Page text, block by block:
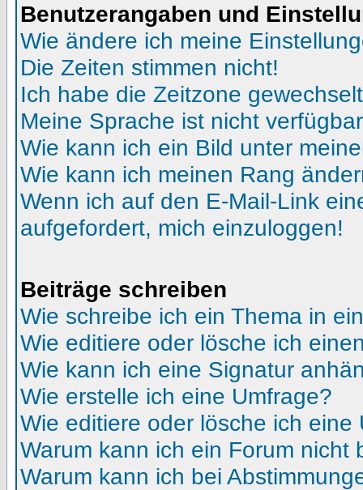
Benutzerangaben und
Wie ändere ich meine
Die Zeiten stimmen nicht!
Ich habe die Zeitzone
Meine Sprache ist nicht
Wie kann ich ein Bild unter
Wie kann ich meinen Rang
Wenn ich auf den E-Mail-Link
aufgefordert, mich einzuloggen!
Beiträge schreiben
Wie schreibe ich ein Thema in
Wie editiere oder lösche ich
Wie kann ich eine Signatur
Wie erstelle ich eine Umfrage?
Wie editiere oder lösche ich eine
Warum kann ich ein Forum nicht
Warum kann ich bei